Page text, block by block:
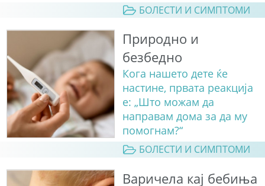
БОЛЕСТИ И СИМПТОМИ
Природно и
безбедно
Кога нашето дете ќе
настине, првата реакција
е: „Што можам да
направам дома за да му
помогнам?“
БОЛЕСТИ И СИМПТОМИ
Варичела кај бебиња